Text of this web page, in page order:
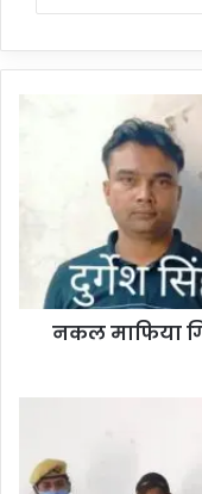
आरोपी
दबोचे
नकल माफिया
कच्ची